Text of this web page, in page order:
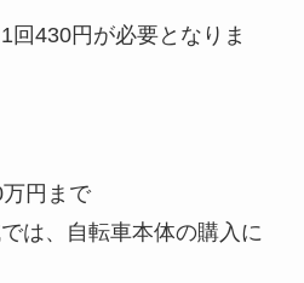
回430円が必要となりま
万円まで
は、自転車本体の購入に